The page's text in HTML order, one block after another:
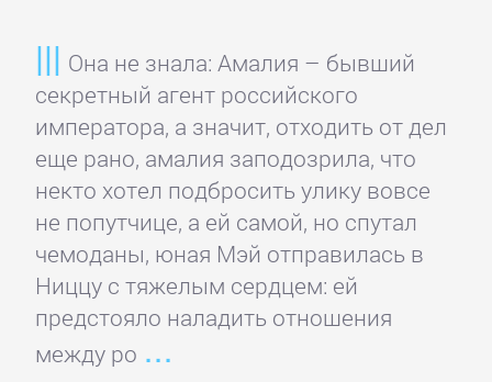
Она не знала: Амалия – бывший
секретный агент российского
императора, а значит, отходить от дел
еще рано, амалия заподозрила, что
некто хотел подбросить улику вовсе
не попутчице, а ей самой, но спутал
чемоданы, юная Мэй отправилась в
Ниццу с тяжелым сердцем: ей
предстояло наладить отношения
между ро
ЗАРУБЕЖНОЕ
Зарубежная
драматургия
Зарубежная
классика
Зарубежная
образовательная